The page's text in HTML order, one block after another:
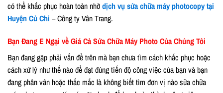
có thể khắc phục hoàn toàn nhờdịch vụ sửa chữa máy photocopy tại
Huyện Củ Chi – Công ty Vân Trang.
Bạn Đang E Ngại về Giá Cả Sửa Chữa Máy Photo Của Chúng Tôi
Bạn đang gặp phải vấn đề trên mà bạn chưa tìm cách khắc phục hoặc
cách xử lý như thế nào để đạt đúng tiến độ công việc của bạn và bạn
đang phân vân hoặc thắc mắc là không biết tìm đơn vị nào sữa chữa